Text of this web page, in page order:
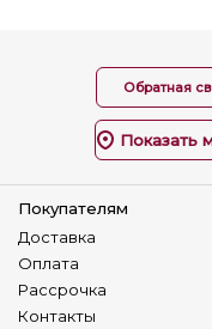
двухспальный
В гостиную
В спальню
В детскую
В прихожую
На кухню
Современный( Modern)
Обратная
Показать
Покупателям
Доставка
Оплата
Рассрочка
Контакты